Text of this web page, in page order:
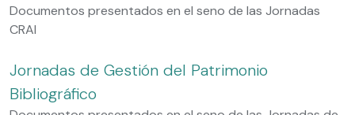
Documentos presentados en el seno de las Jornadas
CRAI
Jornadas de Gestión del Patrimonio
Bibliográfico